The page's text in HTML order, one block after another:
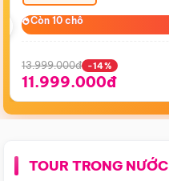
Còn 10 chỗ
Còn 10 chỗ
13.999.000đ -14%
11.999.000đ
TOUR TRONG NƯỚC